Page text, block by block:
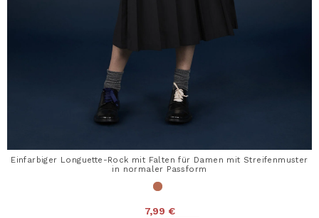
Einfarbiger Longuette-Rock mit Falten für Damen mit Streifenmuster
in normaler Passform
7,99 €